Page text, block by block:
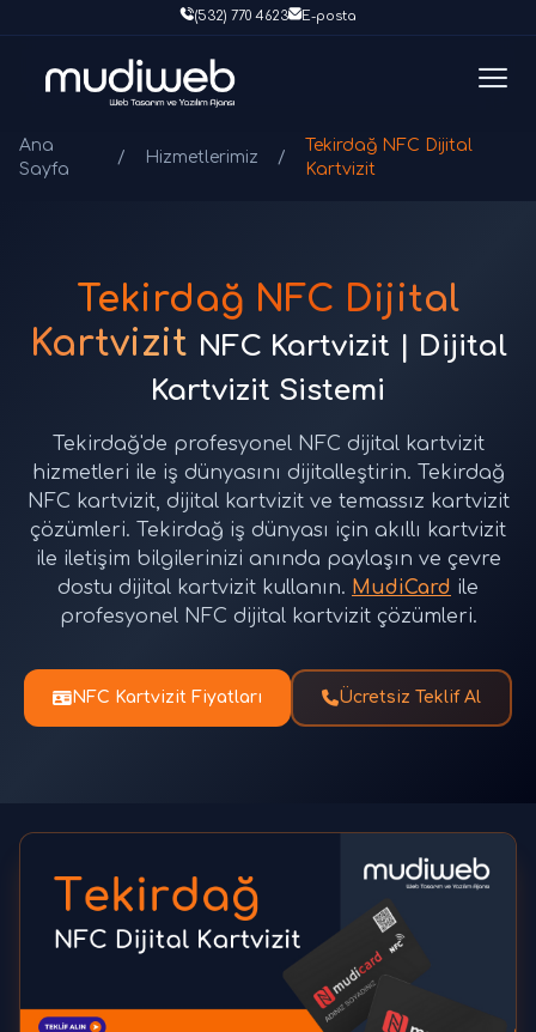
(532) 770 4623 E-posta
Ana
Sayfa
/ Hizmetlerimiz /
Tekirdağ NFC Dijital
Kartvizit
Tekirdağ NFC Dijital
Kartvizit NFC Kartvizit | Dijital
Kartvizit Sistemi
Tekirdağ'de profesyonel NFC dijital kartvizit
hizmetleri ile iş dünyasını dijitalleştirin. Tekirdağ
NFC kartvizit, dijital kartvizit ve temassız kartvizit
çözümleri. Tekirdağ iş dünyası için akıllı kartvizit
ile iletişim bilgilerinizi anında paylaşın ve çevre
dostu dijital kartvizit kullanın. MudiCard ile
profesyonel NFC dijital kartvizit çözümleri.
NFC Kartvizit Fiyatları Ücretsiz Teklif Al